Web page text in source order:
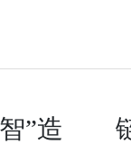
智”造